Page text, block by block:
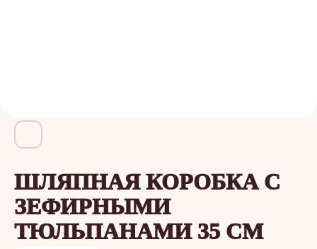
ШЛЯПНАЯ КОРОБКА C
ЗЕФИРНЫМИ
ТЮЛЬПАНАМИ 35 СМ